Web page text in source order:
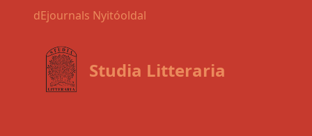
dEjournals Nyitóoldal
Studia Litteraria